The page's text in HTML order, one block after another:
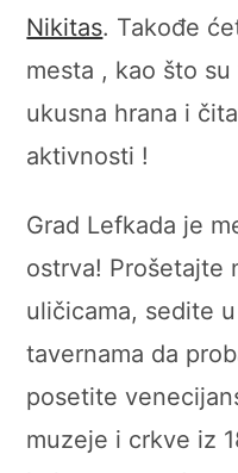
Nikitas. Takođe
mesta , kao što
ukusna hrana i
aktivnosti !
Grad Lefkada je
ostrva! Prošetajte
uličicama, sedite
tavernama da
posetite
muzeje i crkve iz